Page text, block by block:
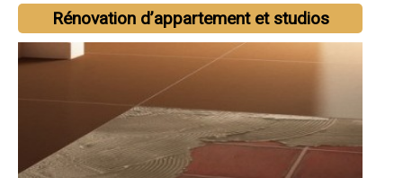
Rénovation d’appartement et studios